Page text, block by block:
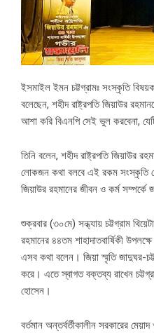
ইসমাইল ইমন চট্টগ্রামঃ সংস্কৃতি
বলেছেন, শহীদ রাষ্ট্রপতি জিয়াউর
আশা করি বিএনপি সেই ভুল করবেনা,
তিনি বলেন, শহীদ রাষ্ট্রপতি জিয়াউর
লোকজন কথা বলবে এই রকম সংস্কৃতি
জিয়াউর রহমানের জীবন ও কর্ম সম্পর্কে
শুক্রবার (৩০মে) সন্ধ্যায় চট্টগ্রাম
রহমানের ৪৪তম শাহাদাতবার্ষিকী
এসব কথা বলেন। জিয়া স্মৃতি জাদুঘর-
করে। এতে স্বাগত বক্তব্য রাখেন
হোসেন।
বর্তমান অন্তর্বর্তীকালীন সরকারের